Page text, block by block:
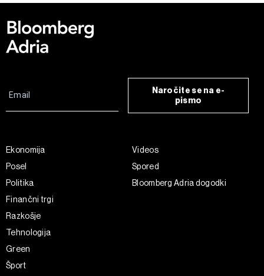
Naročite se na e-
pismo
Ekonomija
Posel
Politika
Finančni trgi
Razkošje
Tehnologija
Green
Šport
Videos
Spored
Bloomberg Adria dogodki